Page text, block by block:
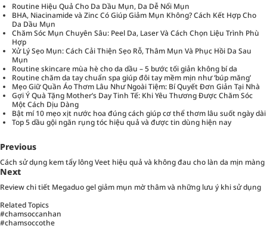
Routine Hiệu Quả Cho Da Dầu Mụn, Da Dễ Nổi Mụn
BHA, Niacinamide và Zinc Có Giúp Giảm Mụn Không? Cách Kết Hợp Cho
Da Dầu Mụn
Chăm Sóc Mụn Chuyên Sâu: Peel Da, Laser Và Cách Chọn Liệu Trình Phù
Hợp
Xử Lý Sẹo Mụn: Cách Cải Thiện Sẹo Rỗ, Thâm Mụn Và Phục Hồi Da Sau
Mụn
Routine skincare mùa hè cho da dầu – 5 bước tối giản không bí da
Routine chăm da tay chuẩn spa giúp đôi tay mềm mịn như ‘búp măng’
Mẹo Giữ Quần Áo Thơm Lâu Như Ngoài Tiệm: Bí Quyết Đơn Giản Tại Nhà
Gợi Ý Quà Tặng Mother’s Day Tinh Tế: Khi Yêu Thương Được Chăm Sóc
Một Cách Dịu Dàng
Bật mí 10 mẹo xịt nước hoa đúng cách giúp cơ thể thơm lâu suốt ngày dài
Top 5 dầu gội ngăn rụng tóc hiệu quả và được tin dùng hiện nay
Previous
Cách sử dụng kem tẩy lông Veet hiệu quả và không đau cho làn da mịn màng
Next
Review chi tiết Megaduo gel giảm mụn mờ thâm và những lưu ý khi sử dụng
Related Topics
#chamsoccanhan
#chamsoccothe